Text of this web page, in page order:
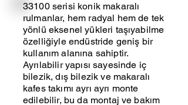
33100 serisi konik makaralı
rulmanlar, hem radyal hem de tek
yönlü eksenel yükleri taşıyabilme
özelliğiyle endüstride geniş bir
kullanım alanına sahiptir.
Ayrılabilir yapısı sayesinde iç
bilezik, dış bilezik ve makaralı
kafes takımı ayrı ayrı monte
edilebilir, bu da montaj ve bakım